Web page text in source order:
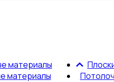
материалы
материалы